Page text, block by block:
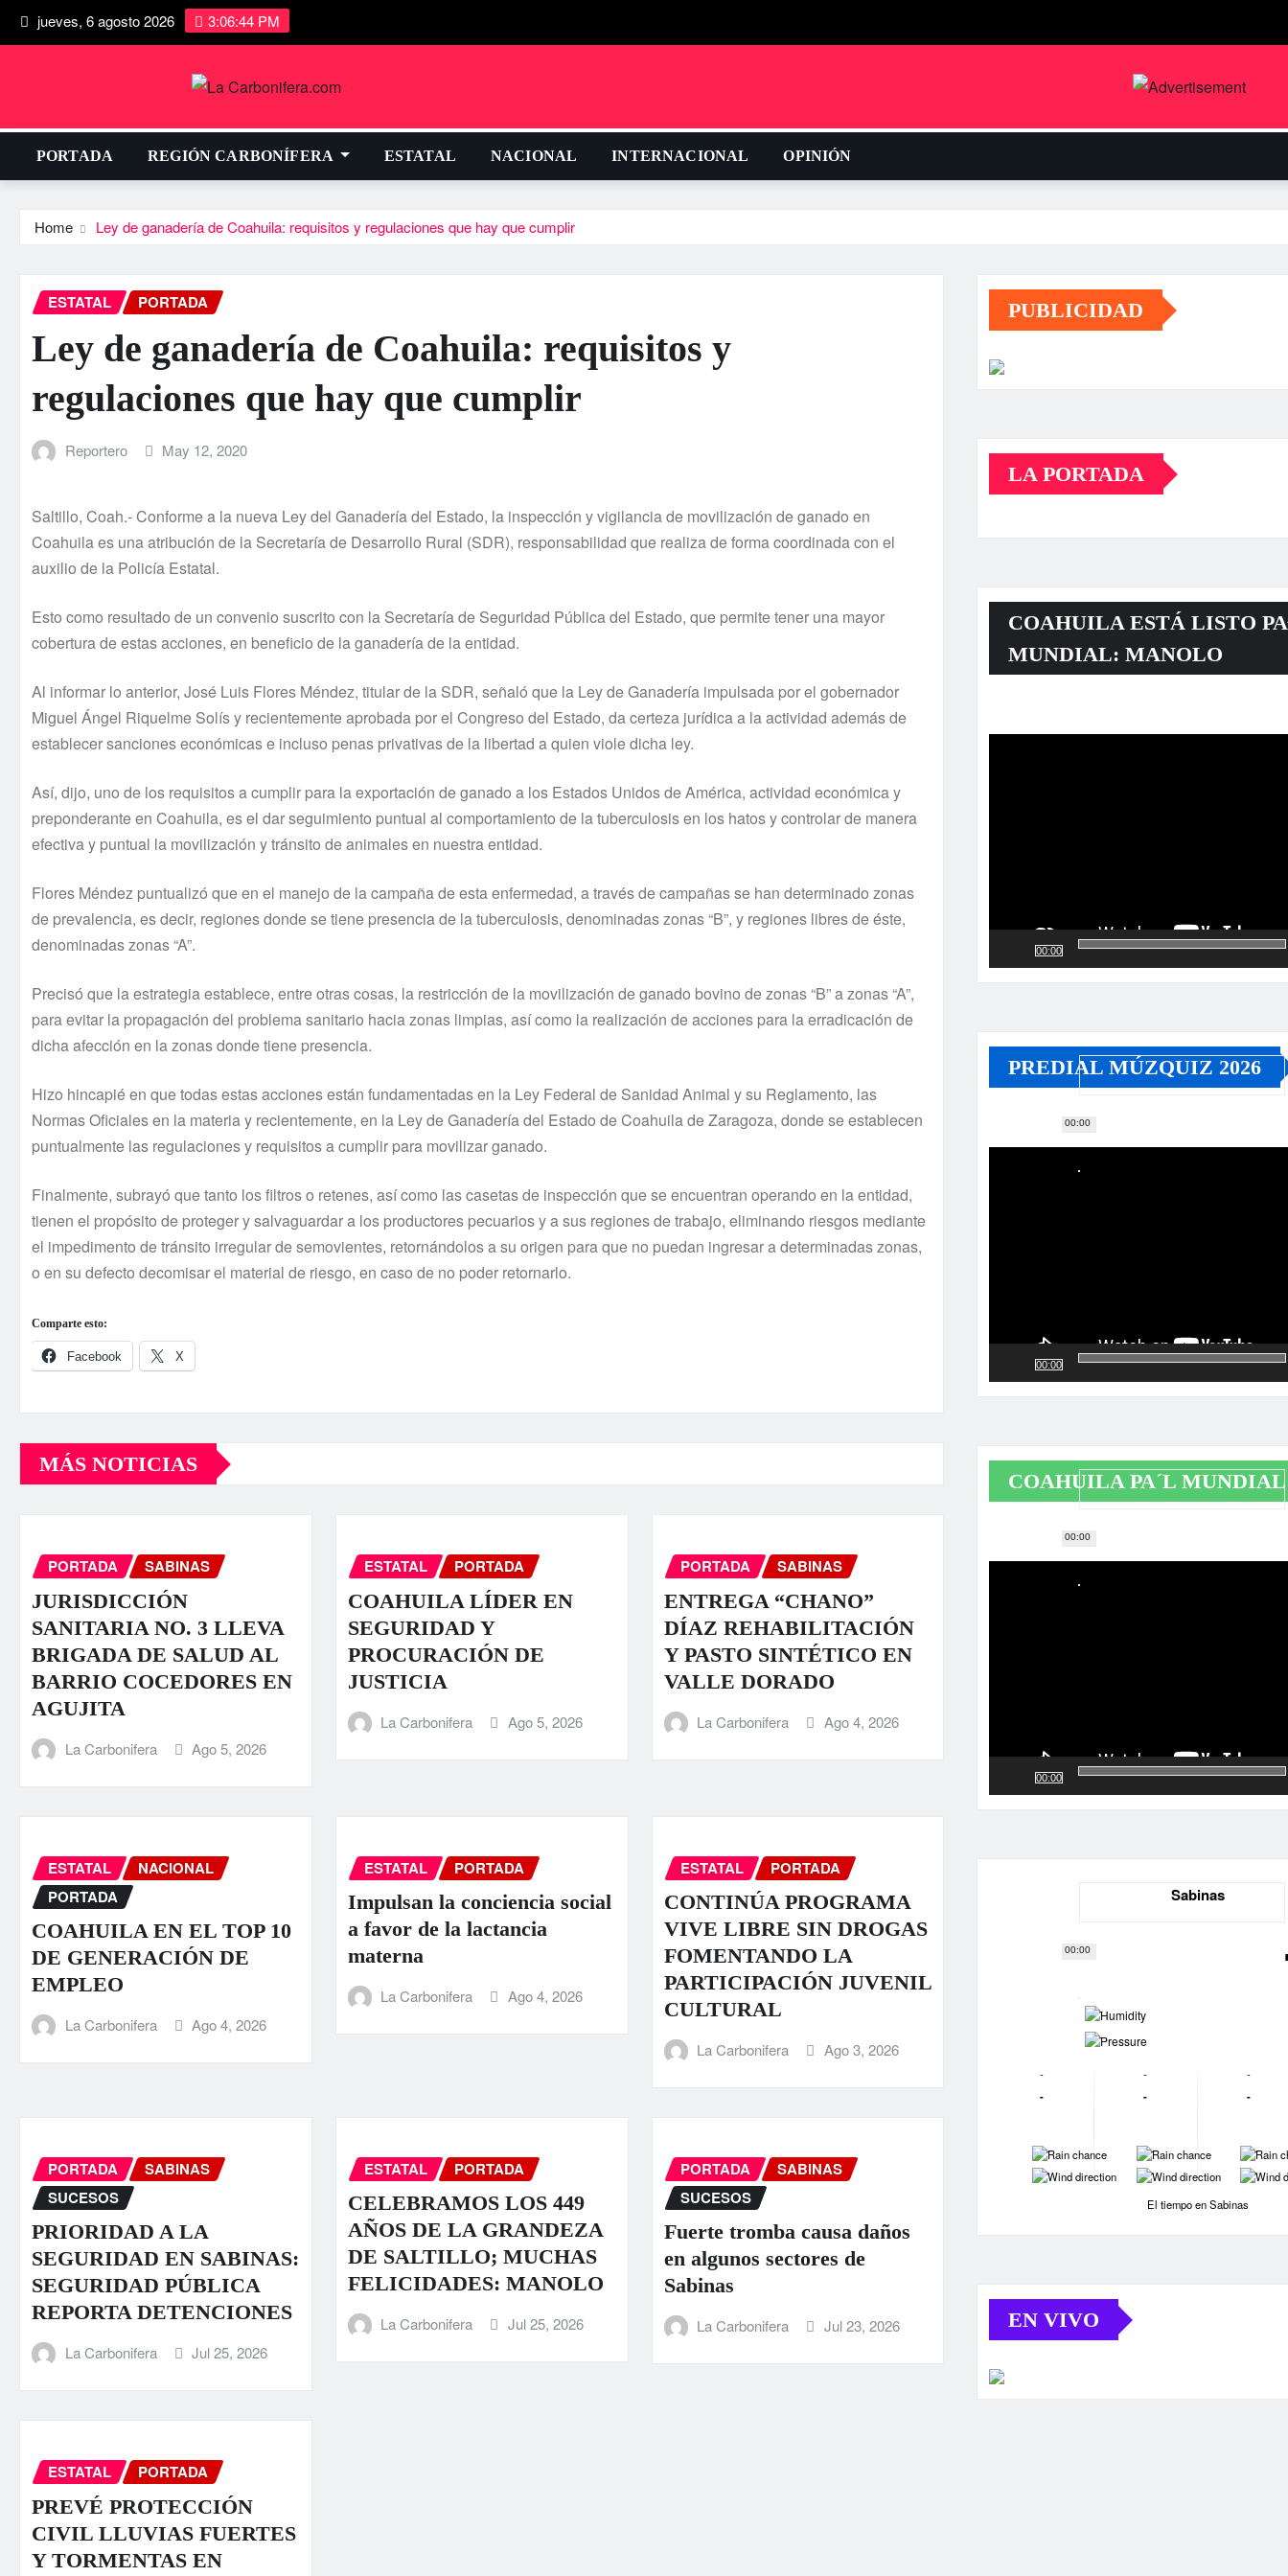
jueves, 6 agosto 2026 3:06:45 PM
PORTADA REGIÓN CARBONÍFERA ESTATAL NACIONAL INTERNACIONAL OPINIÓN
Home Ley de ganadería de Coahuila: requisitos y regulaciones que hay que cumplir
ESTATAL PORTADA
Ley de ganadería de Coahuila: requisitos y
regulaciones que hay que cumplir
Reportero May 12, 2020
Saltillo, Coah.- Conforme a la nueva Ley del Ganadería del Estado, la inspección y vigilancia de movilización de ganado en
Coahuila es una atribución de la Secretaría de Desarrollo Rural (SDR), responsabilidad que realiza de forma coordinada con el
auxilio de la Policía Estatal.
Esto como resultado de un convenio suscrito con la Secretaría de Seguridad Pública del Estado, que permite tener una mayor
cobertura de estas acciones, en beneficio de la ganadería de la entidad.
Al informar lo anterior, José Luis Flores Méndez, titular de la SDR, señaló que la Ley de Ganadería impulsada por el gobernador
Miguel Ángel Riquelme Solís y recientemente aprobada por el Congreso del Estado, da certeza jurídica a la actividad además de
establecer sanciones económicas e incluso penas privativas de la libertad a quien viole dicha ley.
Así, dijo, uno de los requisitos a cumplir para la exportación de ganado a los Estados Unidos de América, actividad económica y
preponderante en Coahuila, es el dar seguimiento puntual al comportamiento de la tuberculosis en los hatos y controlar de manera
efectiva y puntual la movilización y tránsito de animales en nuestra entidad.
Flores Méndez puntualizó que en el manejo de la campaña de esta enfermedad, a través de campañas se han determinado zonas
de prevalencia, es decir, regiones donde se tiene presencia de la tuberculosis, denominadas zonas “B”, y regiones libres de éste,
denominadas zonas “A”.
Precisó que la estrategia establece, entre otras cosas, la restricción de la movilización de ganado bovino de zonas “B” a zonas “A”,
para evitar la propagación del problema sanitario hacia zonas limpias, así como la realización de acciones para la erradicación de
dicha afección en la zonas donde tiene presencia.
Hizo hincapié en que todas estas acciones están fundamentadas en la Ley Federal de Sanidad Animal y su Reglamento, las
Normas Oficiales en la materia y recientemente, en la Ley de Ganadería del Estado de Coahuila de Zaragoza, donde se establecen
puntualmente las regulaciones y requisitos a cumplir para movilizar ganado.
Finalmente, subrayó que tanto los filtros o retenes, así como las casetas de inspección que se encuentran operando en la entidad,
tienen el propósito de proteger y salvaguardar a los productores pecuarios y a sus regiones de trabajo, eliminando riesgos mediante
el impedimento de tránsito irregular de semovientes, retornándolos a su origen para que no puedan ingresar a determinadas zonas,
o en su defecto decomisar el material de riesgo, en caso de no poder retornarlo.
Comparte esto:
Facebook X
MÁS NOTICIAS
PORTADA SABINAS
JURISDICCIÓN
SANITARIA NO. 3 LLEVA
BRIGADA DE SALUD AL
BARRIO COCEDORES EN
AGUJITA
La Carbonifera Ago 5, 2026
ESTATAL PORTADA
COAHUILA LÍDER EN
SEGURIDAD Y
PROCURACIÓN DE
JUSTICIA
La Carbonifera Ago 5, 2026
PORTADA SABINAS
ENTREGA “CHANO”
DÍAZ REHABILITACIÓN
Y PASTO SINTÉTICO EN
VALLE DORADO
La Carbonifera Ago 4, 2026
ESTATAL
NACIONAL
PORTADA
COAHUILA EN EL TOP 10
DE GENERACIÓN DE
EMPLEO
La Carbonifera Ago 4, 2026
ESTATAL PORTADA
Impulsan la conciencia social
a favor de la lactancia
materna
La Carbonifera Ago 4, 2026
ESTATAL PORTADA
CONTINÚA PROGRAMA
VIVE LIBRE SIN DROGAS
FOMENTANDO LA
PARTICIPACIÓN JUVENIL
CULTURAL
La Carbonifera Ago 3, 2026
PORTADA
SABINAS
SUCESOS
PRIORIDAD A LA
SEGURIDAD EN SABINAS:
SEGURIDAD PÚBLICA
REPORTA DETENCIONES
La Carbonifera Jul 25, 2026
ESTATAL PORTADA
CELEBRAMOS LOS 449
AÑOS DE LA GRANDEZA
DE SALTILLO; MUCHAS
FELICIDADES: MANOLO
La Carbonifera Jul 25, 2026
PORTADA
SABINAS
SUCESOS
Fuerte tromba causa daños
en algunos sectores de
Sabinas
La Carbonifera Jul 23, 2026
ESTATAL PORTADA
PREVÉ PROTECCIÓN
CIVIL LLUVIAS FUERTES
Y TORMENTAS EN
PUBLICIDAD
LA PORTADA
COAHUILA ESTÁ LISTO
MUNDIAL: MANOLO
00:00
00:00
PREDIAL MÚZQUIZ 2026
Reproductor
00:00
00:00
COAHUILA PA´L MUNDIAL
Reproductor
00:00
00:00
Sabinas
-
-
-
-
-
-
-
-
-
-
-
-
-
-
El tiempo en Sabinas
EN VIVO